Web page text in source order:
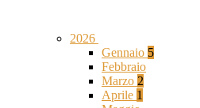
2026
Gennaio 5
Febbraio
Marzo 2
Aprile 1